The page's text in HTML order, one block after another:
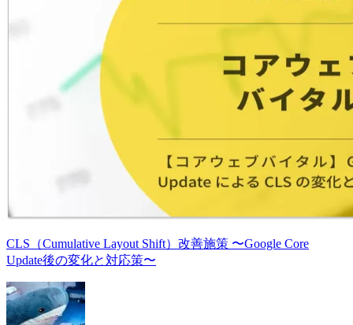
CLS（Cumulative Layout Shift）改善施策 〜Google Core
Update後の変化と対応策〜